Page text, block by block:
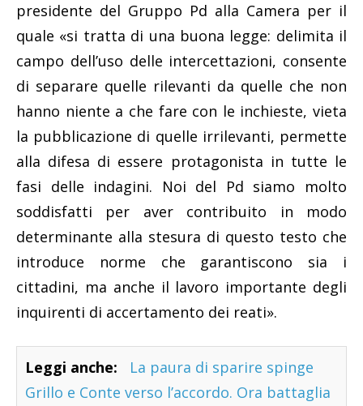
presidente del Gruppo Pd alla Camera per il
quale «si tratta di una buona legge: delimita il
campo dell’uso delle intercettazioni, consente
di separare quelle rilevanti da quelle che non
hanno niente a che fare con le inchieste, vieta
la pubblicazione di quelle irrilevanti, permette
alla difesa di essere protagonista in tutte le
fasi delle indagini. Noi del Pd siamo molto
soddisfatti per aver contribuito in modo
determinante alla stesura di questo testo che
introduce norme che garantiscono sia i
cittadini, ma anche il lavoro importante degli
inquirenti di accertamento dei reati».
Leggi anche:
La paura di sparire spinge
Grillo e Conte verso l’accordo. Ora battaglia